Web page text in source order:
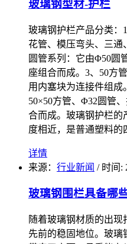
玻璃钢型材-护栏
玻璃钢护栏产品分类
花管、模压弯头、三
圆管系列：它由Φ50圆
座组合而成。3、50方
用内塞块为连接件组成
50×50方管、Φ32圆管
合而成。玻璃钢护栏的
度相近，是普通塑料的
详情
来源： 行业新闻 / 时间:
玻璃钢围栏具备哪
随着玻璃钢材质的出
先前的稳固地位。玻璃